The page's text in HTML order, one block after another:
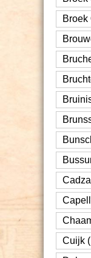
Broek
Cuijk